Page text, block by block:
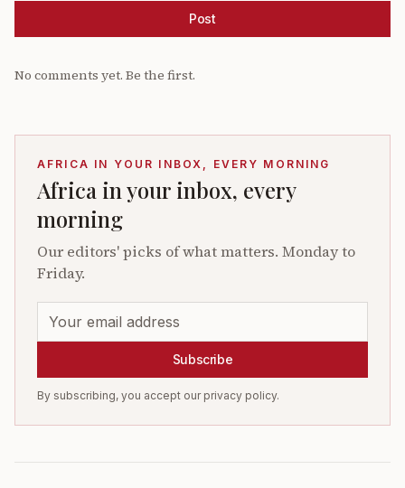
Post
No comments yet. Be the first.
AFRICA IN YOUR INBOX, EVERY MORNING
Africa in your inbox, every
morning
Our editors' picks of what matters. Monday to
Friday.
Subscribe
By subscribing, you accept our privacy policy.